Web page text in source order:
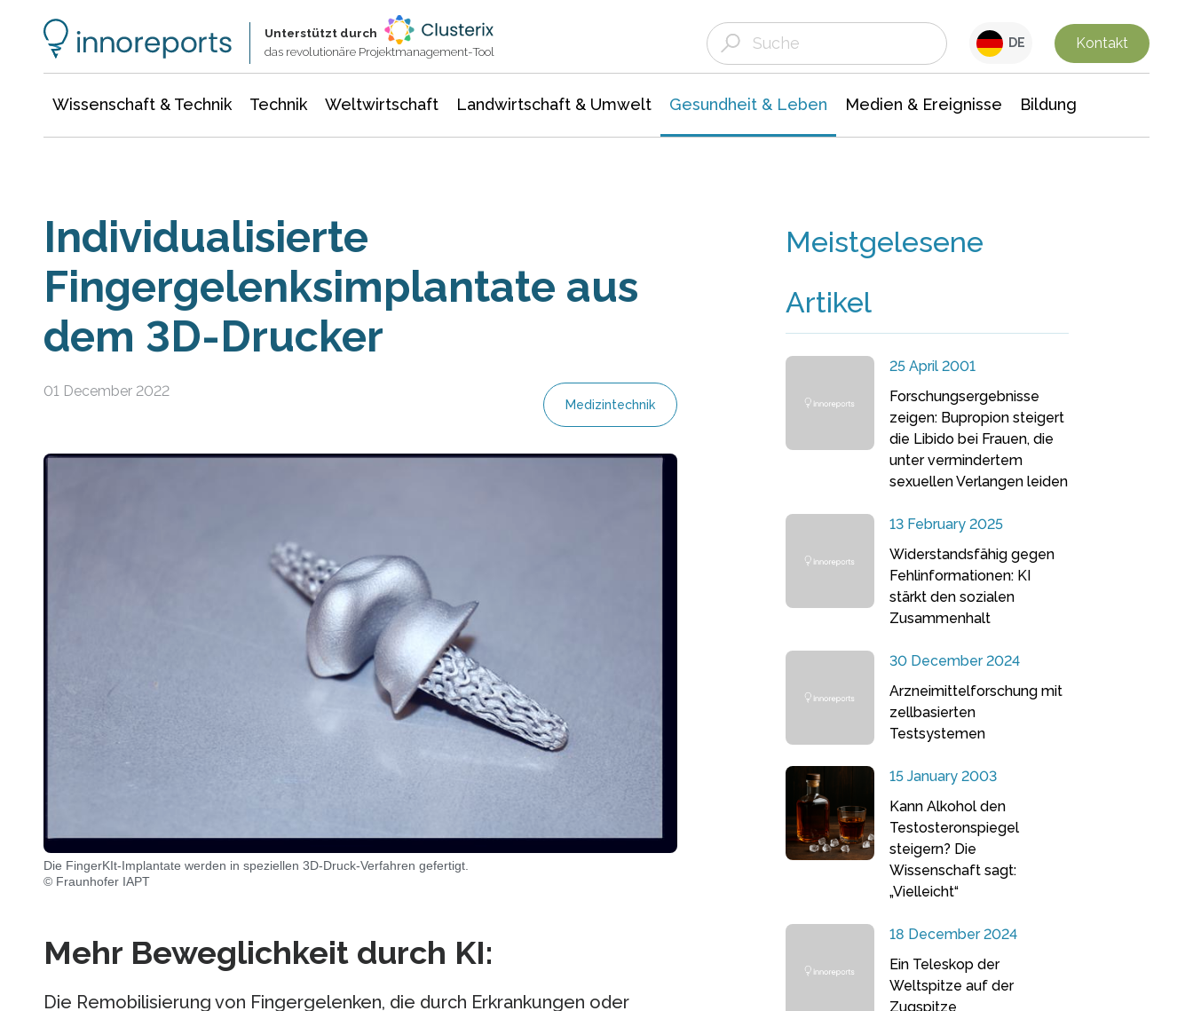
Unterstützt durch
das revolutionäre Projektmanagement-Tool
DE Kontakt
Wissenschaft & Technik Technik Weltwirtschaft Landwirtschaft & Umwelt Gesundheit & Leben Medien & Ereignisse Bildung
Individualisierte
Fingergelenksimplantate aus
dem 3D-Drucker
01 December 2022
Medizintechnik
Die FingerKIt-Implantate werden in speziellen 3D-Druck-Verfahren gefertigt.
© Fraunhofer IAPT
Mehr Beweglichkeit durch KI:
Die Remobilisierung von Fingergelenken, die durch Erkrankungen oder
Meistgelesene
Artikel
25 April 2001
Forschungsergebnisse
zeigen: Bupropion steigert
die Libido bei Frauen, die
unter vermindertem
sexuellen Verlangen leiden
13 February 2025
Widerstandsfähig gegen
Fehlinformationen: KI
stärkt den sozialen
Zusammenhalt
30 December 2024
Arzneimittelforschung mit
zellbasierten
Testsystemen
15 January 2003
Kann Alkohol den
Testosteronspiegel
steigern? Die
Wissenschaft sagt:
„Vielleicht“
18 December 2024
Ein Teleskop der
Weltspitze auf der
Zugspitze